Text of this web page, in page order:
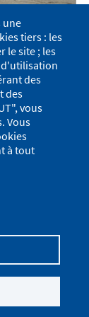
déplacé
a été
la place du
l'entreprise
une
tiers : les
le site ; les
des
des
vous
Vous
à tout